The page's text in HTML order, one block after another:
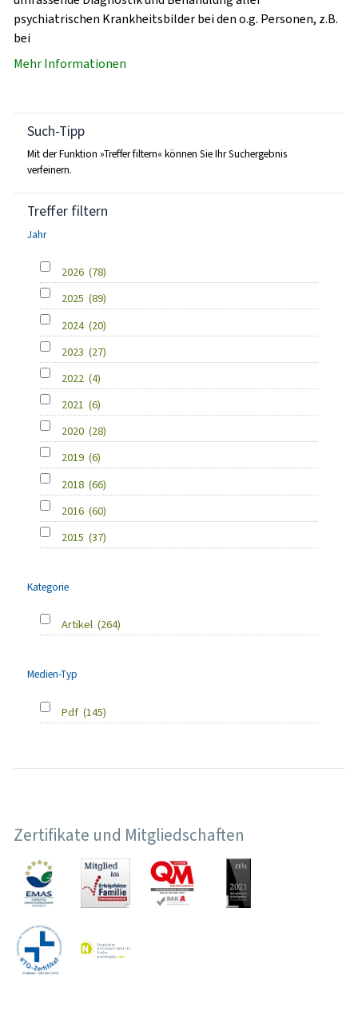
psychiatrischen Krankheitsbilder bei den o.g. Personen, z.B.
bei
Mehr Informationen
Such-Tipp
Mit der Funktion »Treffer filtern« können Sie Ihr Suchergebnis
verfeinern.
Treffer filtern
Jahr
2026 (78)
2025 (89)
2024 (20)
2023 (27)
2022 (4)
2021 (6)
2020 (28)
2019 (6)
2018 (66)
2016 (60)
2015 (37)
Kategorie
Artikel (264)
Medien-Typ
Pdf (145)
Zertifikate und Mitgliedschaften